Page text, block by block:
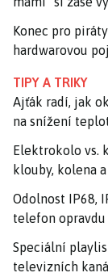
Konec pro
hardwarovou
TIPY A TRIKY
Ajťák radí, jak
na snížení
Elektrokolo vs.
klouby, kolena
Odolnost IP68,
telefon opravdu
Speciální
televizních